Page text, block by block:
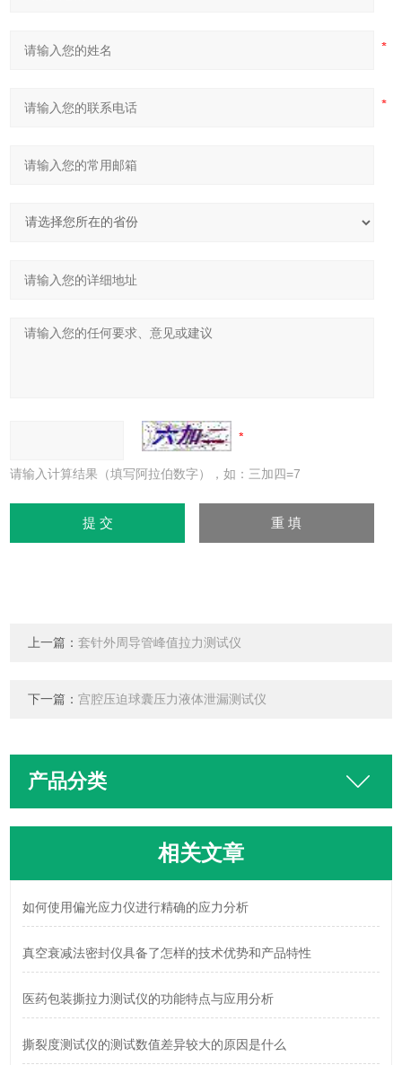
请输入计算结果（填写阿拉伯数字），如：三加四=7
上一篇：套针外周导管峰值拉力测试仪
下一篇：宫腔压迫球囊压力液体泄漏测试仪
产品分类
相关文章
如何使用偏光应力仪进行精确的应力分析
真空衰减法密封仪具备了怎样的技术优势和产品特性
医药包装撕拉力测试仪的功能特点与应用分析
撕裂度测试仪的测试数值差异较大的原因是什么